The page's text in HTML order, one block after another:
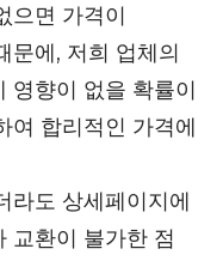
으면 가격이
문에, 저희 업체의
영향이 없을 확률이
여 합리적인 가격에
라도 상세페이지에
교환이 불가한 점